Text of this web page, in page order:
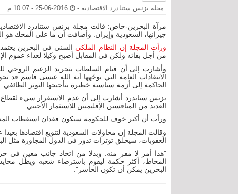
مجلة بزنس ستنادرد الاقتصادية -
مرآة البحرين-خاص: قالت مجلة بزنس ستنادرد
جيرانها، السعودية وإيران. وأضافت أن ما على المحك هو
ورأت المجلة إن النظام الملكي السني في البحرين
من أجل بقائه ولكن في المقابل أصبح وكيلا لعداء عموم
وأشارت إلى أن قيام السلطات بتجريد الزعيم الروحي
الانتقادات العامة التي يوجّهها آية الله عيسى قاسم
الحاكمة إلى أزمة سياسية خطيرة بتأجيجها التوتر الطائفي.
بزنس ستاندرد أشارت إلى أن عدم الاستقرار سيء لقطاع
العديد من المنافسين الإقليميين للاستثمار الأجنبي.
ورأت أن أكبر خوف للحكومة سيكون فقدان استقطاب
وقالت المجلة إن محاولات السعودية لتنويع اقتصادها
العقوبات، سيخلق توترات تدور في الدول المجاورة مثل
"هذا أمر لا مفر منه. وبدلا من اتخاذ جانب معين في
المحاط، أكثر حكمة ليقوم باسترضاء شعبه ويظل
البحرين يمكن أن تكون الخاسر".